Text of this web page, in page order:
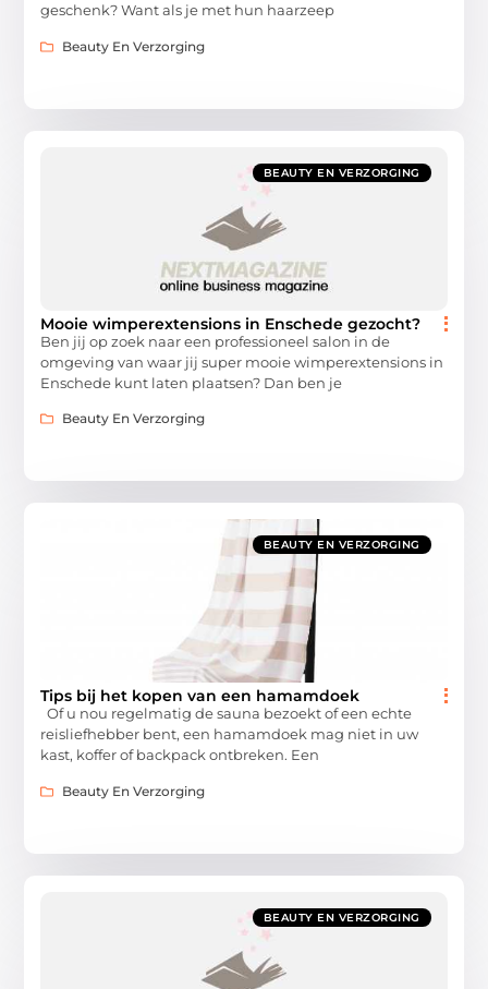
geschenk? Want als je met hun haarzeep
Beauty En Verzorging
BEAUTY EN VERZORGING
Mooie wimperextensions in Enschede gezocht?
Ben jij op zoek naar een professioneel salon in de
omgeving van waar jij super mooie wimperextensions in
Enschede kunt laten plaatsen? Dan ben je
Beauty En Verzorging
BEAUTY EN VERZORGING
Tips bij het kopen van een hamamdoek
Of u nou regelmatig de sauna bezoekt of een echte
reisliefhebber bent, een hamamdoek mag niet in uw
kast, koffer of backpack ontbreken. Een
Beauty En Verzorging
BEAUTY EN VERZORGING